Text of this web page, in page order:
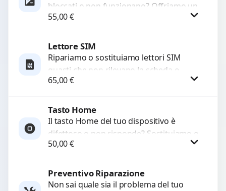
bloccati o non funzionano? Offriamo un
servizio di riparazione o sostituzione
55,00€
Lettore SIM
Ripariamo o sostituiamo lettori SIM
guasti che non rilevano la scheda o
interrompono il segnale. Utilizziamo
65,00€
Tasto Home
Il tasto Home del tuo dispositivo è
difettoso o non risponde? Sostituiamo o
ripariamo il modulo con componenti di
50,00€
Procedi
Preventivo Riparazione
Non sai quale sia il problema del tuo